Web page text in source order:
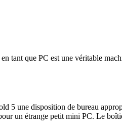
tant que PC est une véritable
5 une disposition de bureau
un étrange petit mini PC. Le